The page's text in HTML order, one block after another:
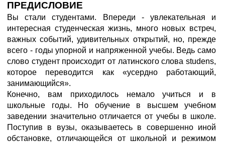
ПРЕДИСЛОВИЕ
Вы стали студентами. Впереди - увлекательная и
интересная студенческая жизнь, много новых встреч,
важных событий, удивительных открытий, но, прежде
всего - годы упорной и напряженной учебы. Ведь само
слово студент происходит от латинского слова studens,
которое переводится как «усердно работающий,
занимающийся».
Конечно, вам приходилось немало учиться и в
школьные годы. Но обучение в высшем учебном
заведении значительно отличается от учебы в школе.
Поступив в вузы, оказываетесь в совершенно иной
обстановке, отличающейся от школьной и режимом